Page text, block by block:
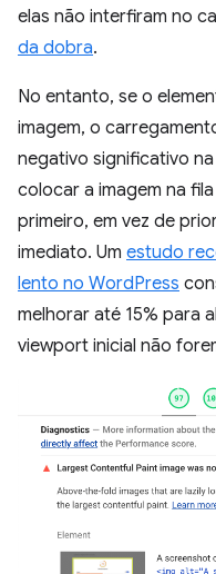
elas não interfiram no
da dobra.
No entanto, se o
imagem, o
negativo significativo
colocar a imagem na
primeiro, em vez de
imediato. Um estudo
lento no WordPress
melhorar até 15% para
viewport inicial não